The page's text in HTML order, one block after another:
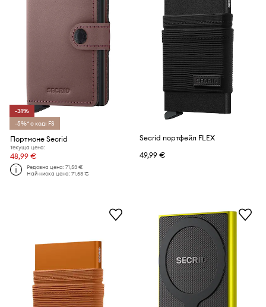
-31%
-5%* с код: FS
Портмоне Secrid
Текуща цена:
48,99 €
Редовна цена:71,53 €
Най-ниска цена:71,53 €
Secrid портфейл FLEX
49,99 €